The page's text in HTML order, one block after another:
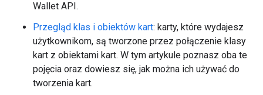
Wallet API.
Przegląd klas i obiektów kart: karty, które wydajesz
użytkownikom, są tworzone przez połączenie klasy
kart z obiektami kart. W tym artykule poznasz oba te
pojęcia oraz dowiesz się, jak można ich używać do
tworzenia kart.